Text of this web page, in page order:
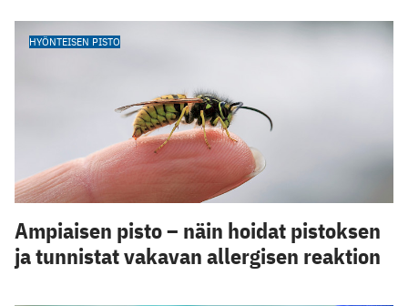
HYÖNTEISEN PISTO
Ampiaisen pisto – näin hoidat pistoksen
ja tunnistat vakavan allergisen reaktion